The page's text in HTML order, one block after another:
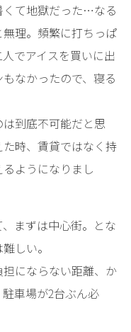
くて地獄だった…なる
理。頻繁に打ちっぱ
でアイスを買いに出
なかったので、寝る
到底不可能だと思
時、賃貸ではなく持
ようになりまし
まずは中心街。とな
しい。
にならない距離、か
車場が2台ぶん必